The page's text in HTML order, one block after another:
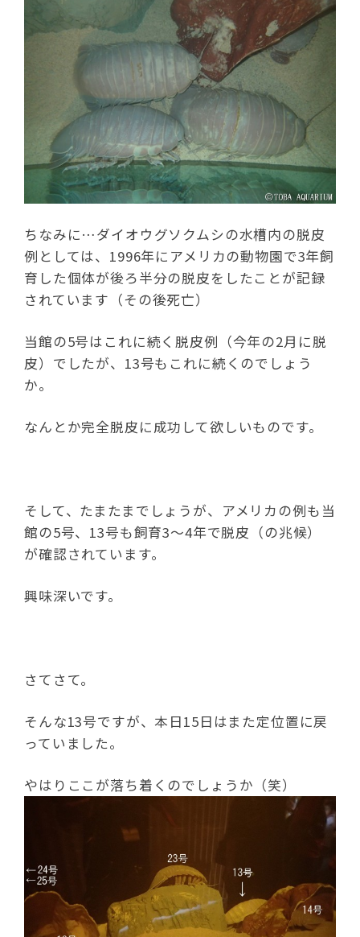
ちなみに…ダイオウグソクムシの水槽内の脱皮
例としては、1996年にアメリカの動物園で3年飼
育した個体が後ろ半分の脱皮をしたことが記録
されています（その後死亡）
当館の5号はこれに続く脱皮例（今年の2月に脱
皮）でしたが、13号もこれに続くのでしょう
か。
なんとか完全脱皮に成功して欲しいものです。
そして、たまたまでしょうが、アメリカの例も当
館の5号、13号も飼育3～4年で脱皮（の兆候）
が確認されています。
興味深いです。
さてさて。
そんな13号ですが、本日15日はまた定位置に戻
っていました。
やはりここが落ち着くのでしょうか（笑）